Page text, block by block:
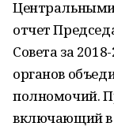
отчет
Совета за
органов
полномочий.
включающий в